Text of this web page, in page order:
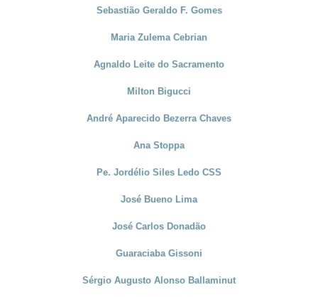
Sebastião Geraldo F. Gomes
Maria Zulema Cebrian
Agnaldo Leite do Sacramento
Milton Bigucci
André Aparecido Bezerra Chaves
Ana Stoppa
Pe. Jordélio Siles Ledo CSS
José Bueno Lima
José Carlos Donadão
Guaraciaba Gissoni
Sérgio Augusto Alonso Ballaminut